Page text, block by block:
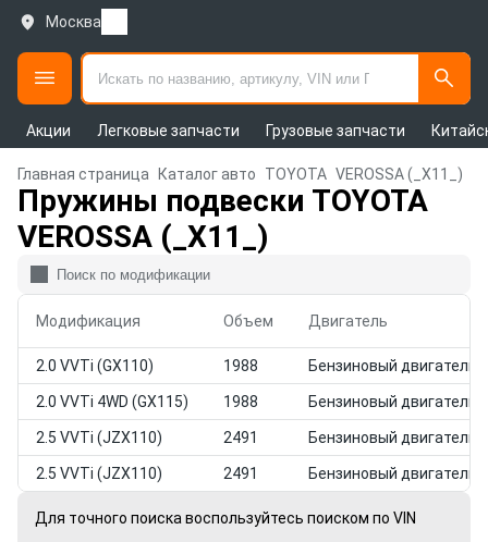
Москва
Акции Легковые запчасти Грузовые запчасти
Главная страница Каталог авто TOYOTA VEROSSA (_X11_)
Пружины подвески TOYOTA
VEROSSA (_X11_)
Модификация Объем Двигатель
2.0 VVTi (GX110) 1988 Бензиновый двигатель
2.0 VVTi 4WD (GX115) 1988 Бензиновый двигатель
2.5 VVTi (JZX110) 2491 Бензиновый двигатель
2.5 VVTi (JZX110) 2491 Бензиновый двигатель
Для точного поиска воспользуйтесь поиском по VIN